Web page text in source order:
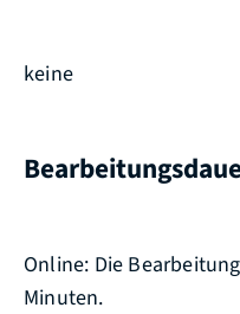
keine
Online: Die
Minuten.